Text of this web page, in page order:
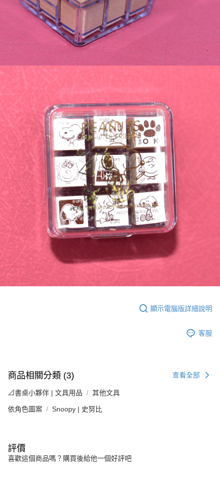
顯示電腦版詳細說明
客服
商品相關分類 (3) 查看全部
📐書桌小夥伴 | 文具用品 其他文具
依角色圖案 Snoopy | 史努比
評價
喜歡這個商品嗎？購買後給他一個好評吧